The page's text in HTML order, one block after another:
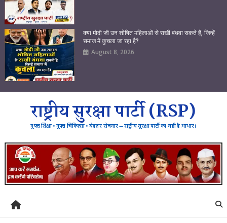
क्या मोदी जी उन शोषित महिलाओं से राखी बंधवा सकते हैं, जिन्हें
समाज में कुचला जा रहा है?
August 8, 2026
राष्ट्रीय सुरक्षा पार्टी (RSP)
मुफ्त शिक्षा • मुफ्त चिकित्सा • बेहतर रोजगार — राष्ट्रीय सुरक्षा पार्टी का यही है आधार।